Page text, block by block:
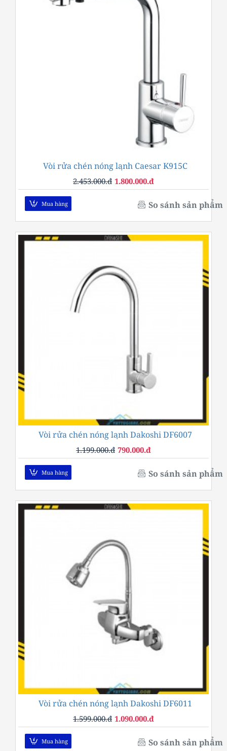
-27%
Vòi rửa chén nóng lạnh Caesar K915C
1.800.000.đ
2.453.000.đ
Mua hàng So sánh sản phẩm
Vòi rửa chén nóng lạnh Dakoshi DF6007
790.000.đ
1.199.000.đ
Mua hàng So sánh sản phẩm
Vòi rửa chén nóng lạnh Dakoshi DF6011
1.090.000.đ
1.599.000.đ
Mua hàng So sánh sản phẩm